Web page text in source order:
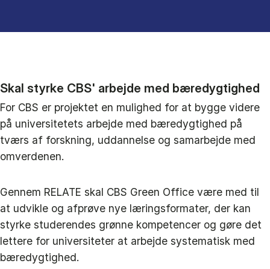
Skal styrke CBS' arbejde med bæredygtighed
For CBS er projektet en mulighed for at bygge videre
på universitetets arbejde med bæredygtighed på
tværs af forskning, uddannelse og samarbejde med
omverdenen.
Gennem RELATE skal CBS Green Office være med til
at udvikle og afprøve nye læringsformater, der kan
styrke studerendes grønne kompetencer og gøre det
lettere for universiteter at arbejde systematisk med
bæredygtighed.